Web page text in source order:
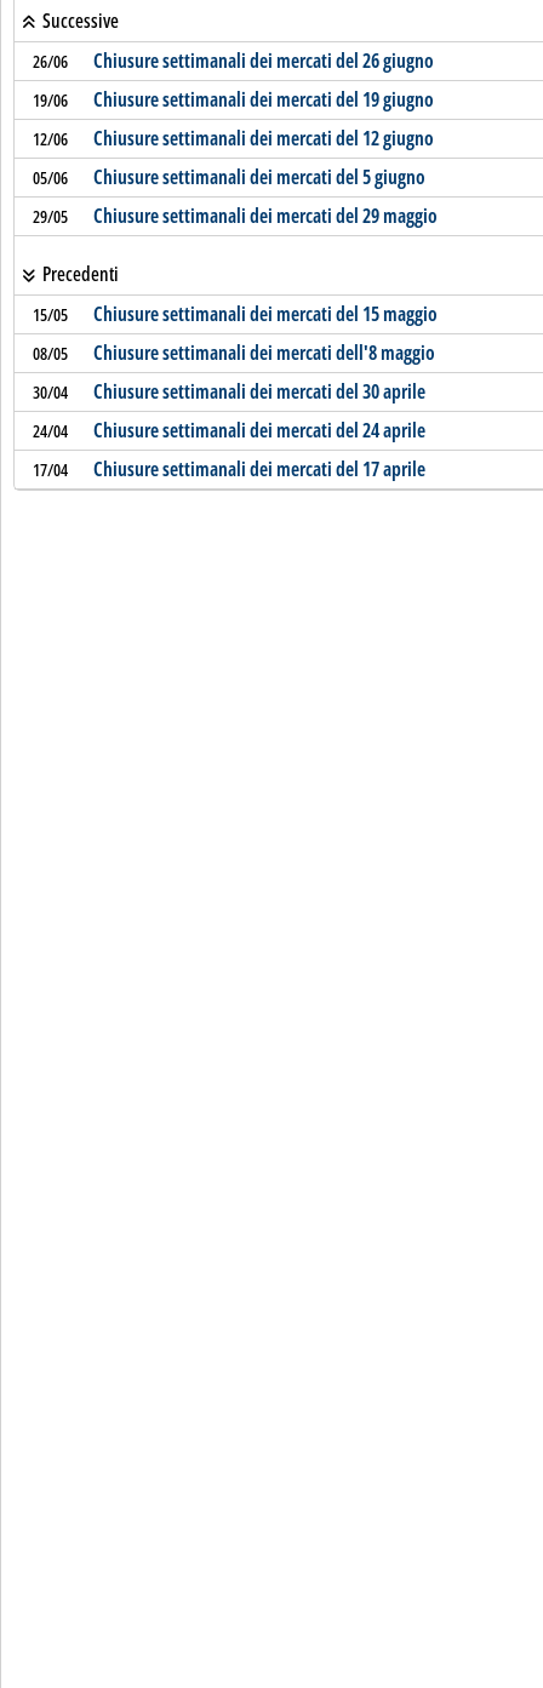
Successive
26/06 Chiusure settimanali dei mercati del 26 giugno
19/06 Chiusure settimanali dei mercati del 19 giugno
12/06 Chiusure settimanali dei mercati del 12 giugno
05/06 Chiusure settimanali dei mercati del 5 giugno
29/05 Chiusure settimanali dei mercati del 29 maggio
Precedenti
15/05 Chiusure settimanali dei mercati del 15 maggio
08/05 Chiusure settimanali dei mercati dell'8 maggio
30/04 Chiusure settimanali dei mercati del 30 aprile
24/04 Chiusure settimanali dei mercati del 24 aprile
17/04 Chiusure settimanali dei mercati del 17 aprile